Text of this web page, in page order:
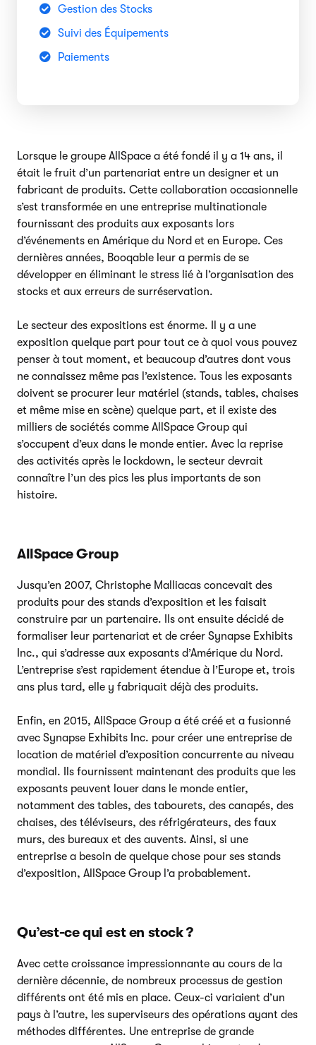
Gestion des Stocks
Suivi des Équipements
Paiements
Lorsque le groupe AllSpace a été fondé il y a 14 ans, il
était le fruit d’un partenariat entre un designer et un
fabricant de produits. Cette collaboration occasionnelle
s’est transformée en une entreprise multinationale
fournissant des produits aux exposants lors
d’événements en Amérique du Nord et en Europe. Ces
dernières années, Booqable leur a permis de se
développer en éliminant le stress lié à l’organisation des
stocks et aux erreurs de surréservation.
Le secteur des expositions est énorme. Il y a une
exposition quelque part pour tout ce à quoi vous pouvez
penser à tout moment, et beaucoup d’autres dont vous
ne connaissez même pas l’existence. Tous les exposants
doivent se procurer leur matériel (stands, tables, chaises
et même mise en scène) quelque part, et il existe des
milliers de sociétés comme AllSpace Group qui
s’occupent d’eux dans le monde entier. Avec la reprise
des activités après le lockdown, le secteur devrait
connaître l’un des pics les plus importants de son
histoire.
AllSpace Group
Jusqu’en 2007, Christophe Malliacas concevait des
produits pour des stands d’exposition et les faisait
construire par un partenaire. Ils ont ensuite décidé de
formaliser leur partenariat et de créer Synapse Exhibits
Inc., qui s’adresse aux exposants d’Amérique du Nord.
L’entreprise s’est rapidement étendue à l’Europe et, trois
ans plus tard, elle y fabriquait déjà des produits.
Enfin, en 2015, AllSpace Group a été créé et a fusionné
avec Synapse Exhibits Inc. pour créer une entreprise de
location de matériel d’exposition concurrente au niveau
mondial. Ils fournissent maintenant des produits que les
exposants peuvent louer dans le monde entier,
notamment des tables, des tabourets, des canapés, des
chaises, des téléviseurs, des réfrigérateurs, des faux
murs, des bureaux et des auvents. Ainsi, si une
entreprise a besoin de quelque chose pour ses stands
d’exposition, AllSpace Group l’a probablement.
Qu’est-ce qui est en stock ?
Avec cette croissance impressionnante au cours de la
dernière décennie, de nombreux processus de gestion
différents ont été mis en place. Ceux-ci variaient d’un
pays à l’autre, les superviseurs des opérations ayant des
méthodes différentes. Une entreprise de grande